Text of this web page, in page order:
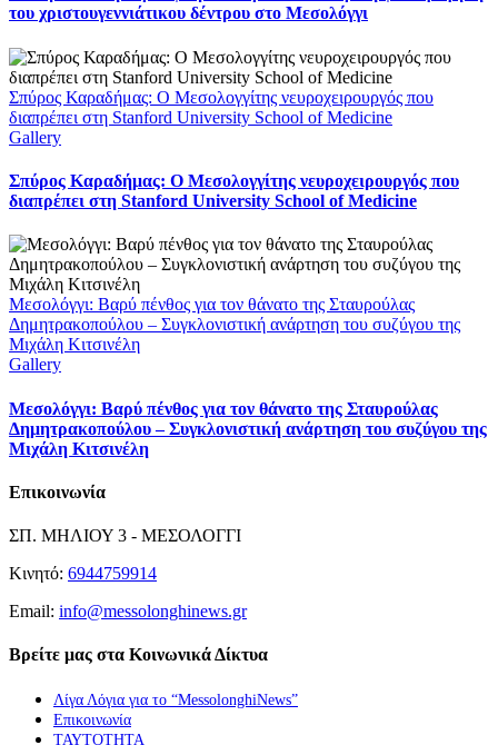
του χριστουγεννιάτικου δέντρου στο Μεσολόγγι
Σπύρος Καραδήμας: Ο Μεσολογγίτης νευροχειρουργός που
διαπρέπει στη Stanford University School of Medicine
Gallery
Σπύρος Καραδήμας: Ο Μεσολογγίτης νευροχειρουργός που
διαπρέπει στη Stanford University School of Medicine
Μεσολόγγι: Βαρύ πένθος για τον θάνατο της Σταυρούλας
Δημητρακοπούλου – Συγκλονιστική ανάρτηση του συζύγου της
Μιχάλη Κιτσινέλη
Gallery
Μεσολόγγι: Βαρύ πένθος για τον θάνατο της Σταυρούλας
Δημητρακοπούλου – Συγκλονιστική ανάρτηση του συζύγου της
Μιχάλη Κιτσινέλη
Επικοινωνία
ΣΠ. ΜΗΛΙΟΥ 3 - ΜΕΣΟΛΟΓΓΙ
Κινητό: 6944759914
Email: info@messolonghinews.gr
Βρείτε μας στα Κοινωνικά Δίκτυα
Λίγα Λόγια για το “MessolonghiNews”
Επικοινωνία
ΤΑΥΤΟΤΗΤΑ